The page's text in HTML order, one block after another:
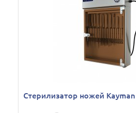
Стерилизатор ножей